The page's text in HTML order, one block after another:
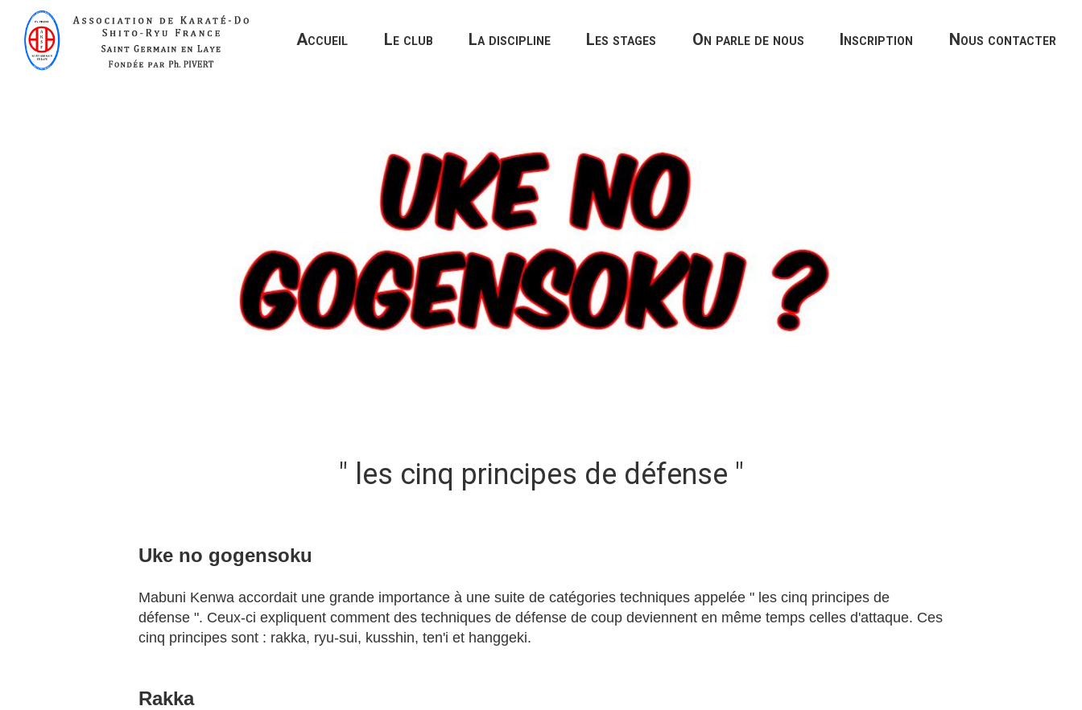
Accueil Le club La discipline Les stages On parle de nous Inscription Nous contacter
" les cinq principes de défense "
Uke no gogensoku
Mabuni Kenwa accordait une grande importance à une suite de catégories techniques appelée " les cinq principes de
défense ". Ceux-ci expliquent comment des techniques de défense de coup deviennent en même temps celles d'attaque. Ces
cinq principes sont : rakka, ryu-sui, kusshin, ten'i et hanggeki.
Rakka